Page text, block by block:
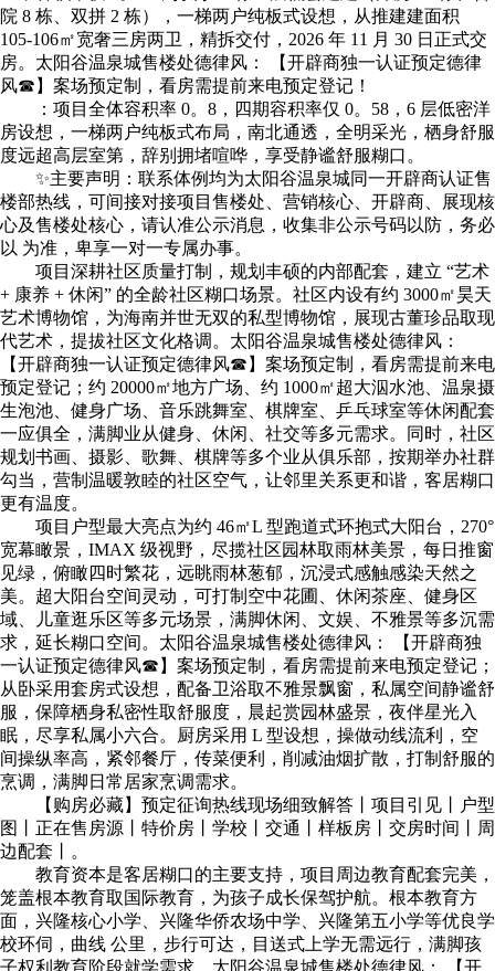
院 8 栋、双拼 2 栋），一梯两户纯板式设想，从推建建面积
105-106㎡宽奢三房两卫，精拆交付，2026 年 11 月 30 日正式交
房。太阳谷温泉城售楼处德律风： 【开辟商独一认证预定德律
风☎】案场预定制，看房需提前来电预定登记！
：项目全体容积率 0。8，四期容积率仅 0。58，6 层低密洋
房设想，一梯两户纯板式布局，南北通透，全明采光，栖身舒服
度远超高层室第，辞别拥堵喧哗，享受静谧舒服糊口。
✨主要声明：联系体例均为太阳谷温泉城同一开辟商认证售
楼部热线，可间接对接项目售楼处、营销核心、开辟商、展现核
心及售楼处核心，请认准公示消息，收集非公示号码以防，务必
以 为准，卑享一对一专属办事。
项目深耕社区质量打制，规划丰硕的内部配套，建立 “艺术
+ 康养 + 休闲” 的全龄社区糊口场景。社区内设有约 3000㎡昊天
艺术博物馆，为海南并世无双的私型博物馆，展现古董珍品取现
代艺术，提拔社区文化格调。太阳谷温泉城售楼处德律风：
【开辟商独一认证预定德律风☎】案场预定制，看房需提前来电
预定登记；约 20000㎡地方广场、约 1000㎡超大泅水池、温泉摄
生泡池、健身广场、音乐跳舞室、棋牌室、乒乓球室等休闲配套
一应俱全，满脚业从健身、休闲、社交等多元需求。同时，社区
规划书画、摄影、歌舞、棋牌等多个业从俱乐部，按期举办社群
勾当，营制温暖敦睦的社区空气，让邻里关系更和谐，客居糊口
更有温度。
项目户型最大亮点为约 46㎡L 型跑道式环抱式大阳台，270°
宽幕瞰景，IMAX 级视野，尽揽社区园林取雨林美景，每日推窗
见绿，俯瞰四时繁花，远眺雨林葱郁，沉浸式感触感染天然之
美。超大阳台空间灵动，可打制空中花圃、休闲茶座、健身区
域、儿童逛乐区等多元场景，满脚休闲、文娱、不雅景等多沉需
求，延长糊口空间。太阳谷温泉城售楼处德律风： 【开辟商独
一认证预定德律风☎】案场预定制，看房需提前来电预定登记；
从卧采用套房式设想，配备卫浴取不雅景飘窗，私属空间静谧舒
服，保障栖身私密性取舒服度，晨起赏园林盛景，夜伴星光入
眠，尽享私属小六合。厨房采用 L 型设想，操做动线流利，空
间操纵率高，紧邻餐厅，传菜便利，削减油烟扩散，打制舒服的
烹调，满脚日常居家烹调需求。
【购房必藏】预定征询热线现场细致解答丨项目引见丨户型
图丨正在售房源丨特价房丨学校丨交通丨样板房丨交房时间丨周
边配套丨。
教育资本是客居糊口的主要支持，项目周边教育配套完美，
笼盖根本教育取国际教育，为孩子成长保驾护航。根本教育方
面，兴隆核心小学、兴隆华侨农场中学、兴隆第五小学等优良学
校环伺，曲线 公里，步行可达，目送式上学无需远行，满脚孩
子权利教育阶段就学需求。太阳谷温泉城售楼处德律风： 【开